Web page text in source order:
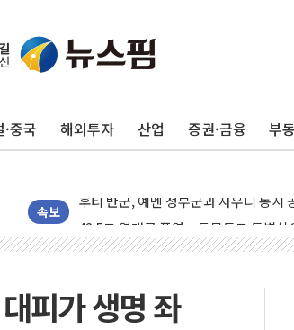
중국 해외투자 산업 증권·금융 부
속보
'찜통더위'에 전력수요 역대 최고치
42.5도 역대급 폭염…동물들도 특별식
경찰, 9월부터 '가족 사건' 못 맡는다…
태국 학교서 중학생 총기 난사...최소 7
40.2도 찍은 서울 등 폭염중대경보 해
피가 생명 좌